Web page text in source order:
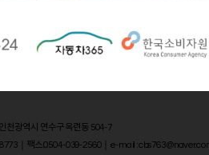
천광역시 연수구 옥련동 504-7
8773｜팩스:0504-039-2560｜e-mail :